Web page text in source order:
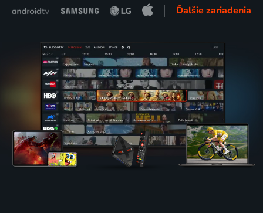
Ďalšie zariadenia